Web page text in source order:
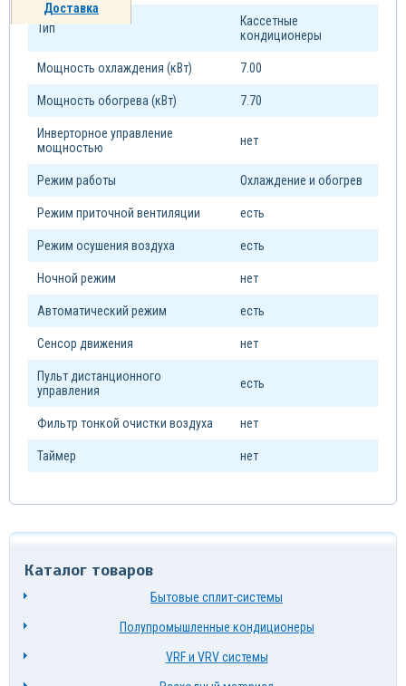
Доставка
Тип
Кассетные
кондиционеры
Мощность охлаждения (кВт) 7.00
Мощность обогрева (кВт) 7.70
Инверторное управление
мощностью
нет
Режим работы Охлаждение и обогрев
Режим приточной вентиляции есть
Режим осушения воздуха есть
Ночной режим нет
Автоматический режим есть
Сенсор движения нет
Пульт дистанционного
управления
есть
Фильтр тонкой очистки воздуха нет
Таймер нет
Каталог товаров
Бытовые сплит-системы
Полупромышленные кондиционеры
VRF и VRV системы